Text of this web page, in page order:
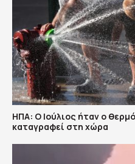
ΗΠΑ: Ο Ιούλιος ήταν ο
καταγραφεί στη χώρα